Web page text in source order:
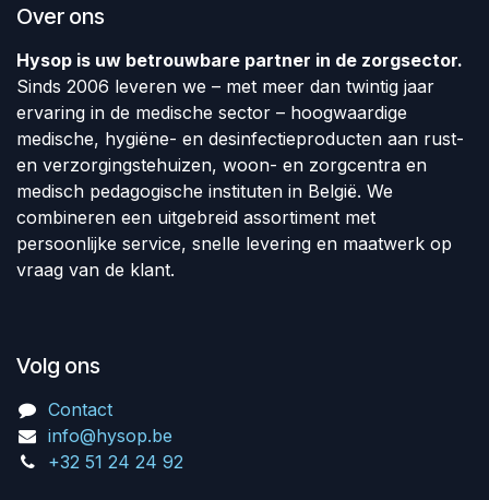
Over ons
Hysop is uw betrouwbare partner in de zorgsector.
Sinds 2006 leveren we – met meer dan twintig jaar
ervaring in de medische sector – hoogwaardige
medische, hygiëne- en desinfectieproducten aan rust-
en verzorgingstehuizen, woon- en zorgcentra en
medisch pedagogische instituten in België. We
combineren een uitgebreid assortiment met
persoonlijke service, snelle levering en maatwerk op
vraag van de klant.
Volg ons
Contact
info@hysop.be
+32 51 24 24 92